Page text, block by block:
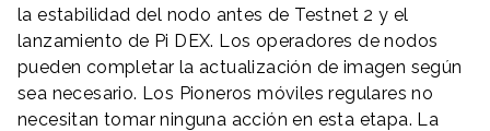
la estabilidad del nodo antes de Testnet 2 y el
lanzamiento de Pi DEX. Los operadores de nodos
pueden completar la actualización de imagen según
sea necesario. Los Pioneros móviles regulares no
necesitan tomar ninguna acción en esta etapa. La